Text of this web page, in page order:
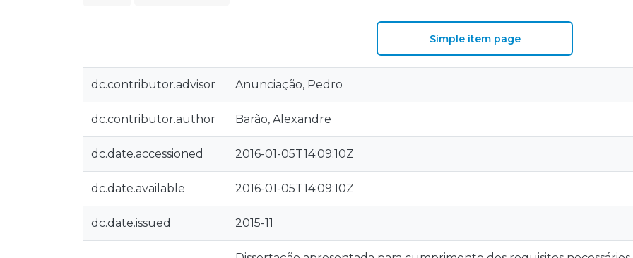
Simple item page
dc.contributor.advisor Anunciação, Pedro
dc.contributor.author Barão, Alexandre
dc.date.accessioned 2016-01-05T14:09:10Z
dc.date.available 2016-01-05T14:09:10Z
dc.date.issued 2015-11